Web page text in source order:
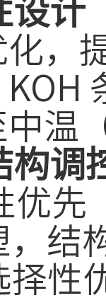
设计
，
KOH
中
构调
优先
，结
择性